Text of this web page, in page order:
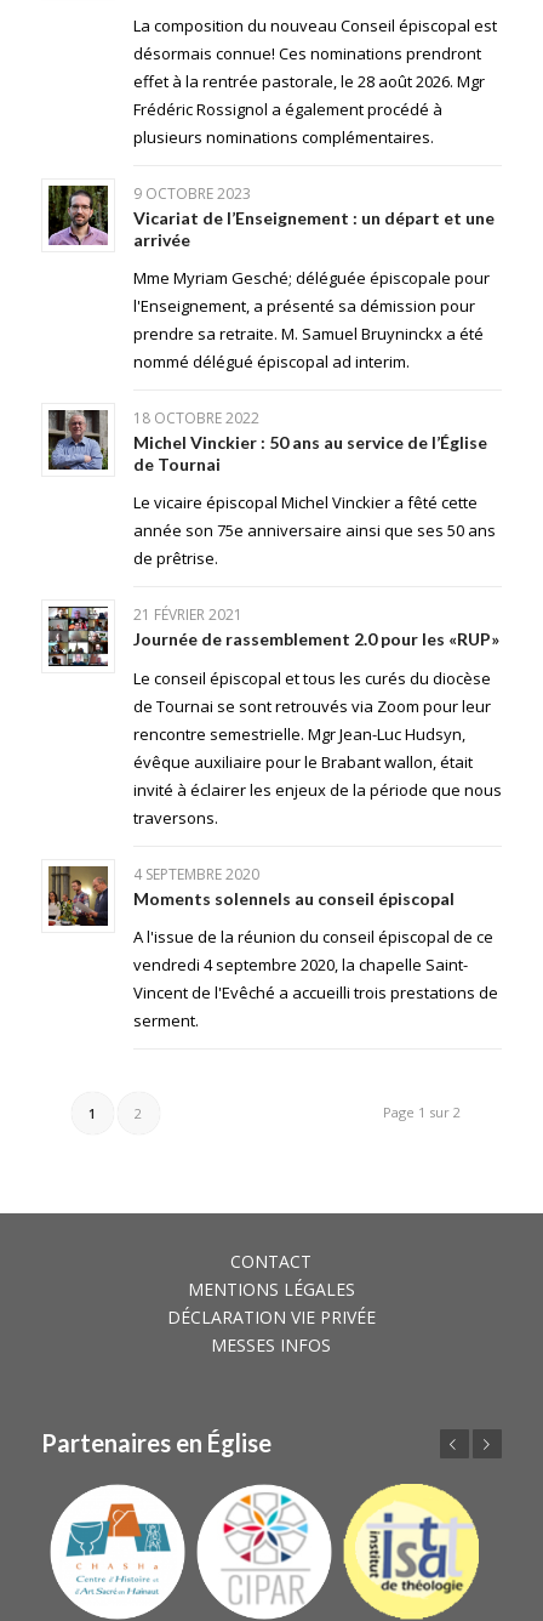
La composition du nouveau Conseil épiscopal est
désormais connue! Ces nominations prendront
effet à la rentrée pastorale, le 28 août 2026. Mgr
Frédéric Rossignol a également procédé à
plusieurs nominations complémentaires.
9 OCTOBRE 2023
Vicariat de l’Enseignement : un départ et une
arrivée
Mme Myriam Gesché; déléguée épiscopale pour
l'Enseignement, a présenté sa démission pour
prendre sa retraite. M. Samuel Bruyninckx a été
nommé délégué épiscopal ad interim.
18 OCTOBRE 2022
Michel Vinckier : 50 ans au service de l’Église
de Tournai
Le vicaire épiscopal Michel Vinckier a fêté cette
année son 75e anniversaire ainsi que ses 50 ans
de prêtrise.
21 FÉVRIER 2021
Journée de rassemblement 2.0 pour les «RUP»
Le conseil épiscopal et tous les curés du diocèse
de Tournai se sont retrouvés via Zoom pour leur
rencontre semestrielle. Mgr Jean-Luc Hudsyn,
évêque auxiliaire pour le Brabant wallon, était
invité à éclairer les enjeux de la période que nous
traversons.
4 SEPTEMBRE 2020
Moments solennels au conseil épiscopal
A l'issue de la réunion du conseil épiscopal de ce
vendredi 4 septembre 2020, la chapelle Saint-
Vincent de l'Evêché a accueilli trois prestations de
serment.
Page 1 sur 2
1 2
CONTACT
MENTIONS LÉGALES
DÉCLARATION VIE PRIVÉE
MESSES INFOS
Partenaires en Église